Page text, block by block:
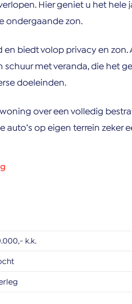
Hier geniet u het hele
ondergaande zon.
en biedt volop privacy en zon.
schuur met veranda, die het
doeleinden.
over een volledig
auto’s op eigen terrein zeker
locatie nabij het
en openbaar vervoer
zijn goed bereikbaar, wat
k.k.